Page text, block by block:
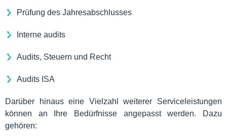
Prüfung des Jahresabschlusses
Interne audits
Audits, Steuern und Recht
Audits ISA
Darüber hinaus eine Vielzahl weiterer Serviceleistungen
können an Ihre Bedürfnisse angepasst werden. Dazu
gehören: